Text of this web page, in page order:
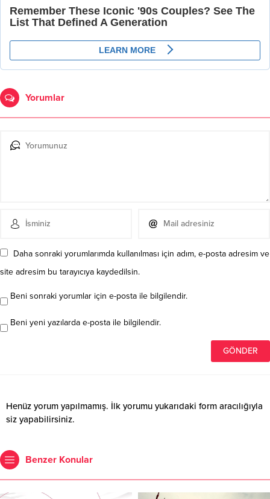
Yorumlar
Daha sonraki yorumlarımda kullanılması için adım, e-posta adresim ve
site adresim bu tarayıcıya kaydedilsin.
Beni sonraki yorumlar için e-posta ile bilgilendir.
Beni yeni yazılarda e-posta ile bilgilendir.
Henüz yorum yapılmamış. İlk yorumu yukarıdaki form aracılığıyla
siz yapabilirsiniz.
Benzer Konular